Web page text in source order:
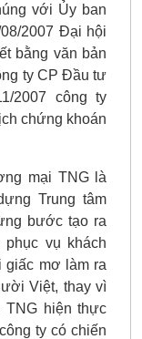
với Ủy ban
2007 Đại hội
bằng văn bản
ty CP Đầu tư
2007 công ty
chứng khoán
mại TNG là
Trung tâm
bước tạo ra
phục vụ khách
giấc mơ làm ra
Việt, thay vì
hiện thực
ty có chiến